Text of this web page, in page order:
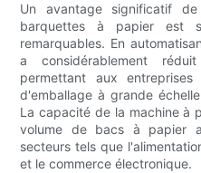
Un avantage significatif
barquettes à papier est
remarquables. En
a considérablement
permettant aux
d'emballage à grande
La capacité de la machine à
volume de bacs à papier
secteurs tels que
et le commerce électronique.